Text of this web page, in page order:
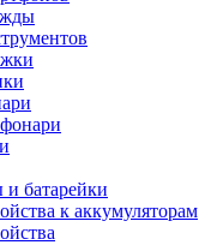
батарейки
к аккумуляторам